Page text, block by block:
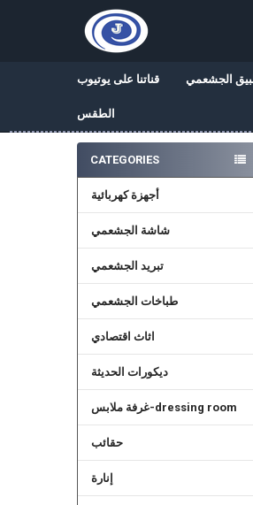
قناتنا على يوتيوب الجشعمي
الطقس
Sidebar
CATEGORIES
أجهزة كهربائية
شاشة الجشعمي
تبريد الجشعمي
طباخات الجشعمي
اثاث اقتصادي
ديكورات الحديثة
غرفة ملابس-dressing room
حقائب
إنارة